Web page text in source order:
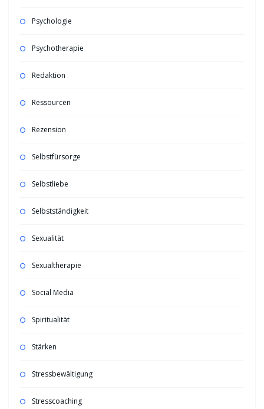
Psychologie
Psychotherapie
Redaktion
Ressourcen
Rezension
Selbstfürsorge
Selbstliebe
Selbstständigkeit
Sexualität
Sexualtherapie
Social Media
Spiritualität
Stärken
Stressbewältigung
Stresscoaching